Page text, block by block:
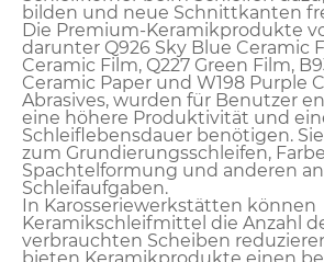
bilden und neue Schnittkanten
Die Premium-Keramikprodukte
darunter Q926 Sky Blue Ceramic
Ceramic Film, Q227 Green Film,
Ceramic Paper und W198 Purple
Abrasives, wurden für Benutzer
eine höhere Produktivität und
Schleiflebensdauer benötigen.
zum Grundierungsschleifen,
Spachtelformung und anderen
Schleifaufgaben.
In Karosseriewerkstätten können
Keramikschleifmittel die Anzahl
verbrauchten Scheiben